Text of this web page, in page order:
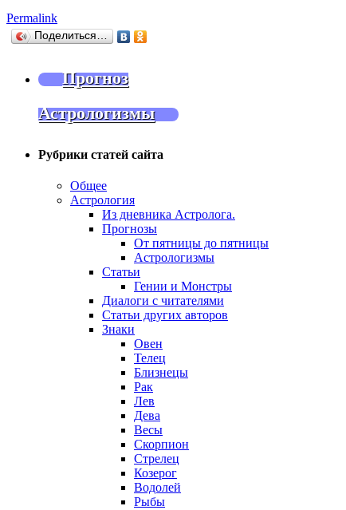
Permalink
Поделиться…
Прогноз
Астрологизмы
Рубрики статей сайта
Общее
Астрология
Из дневника Астролога.
Прогнозы
От пятницы до пятницы
Астрологизмы
Статьи
Гении и Монстры
Диалоги с читателями
Статьи других авторов
Знаки
Овен
Телец
Близнецы
Рак
Лев
Дева
Весы
Скорпион
Стрелец
Козерог
Водолей
Рыбы